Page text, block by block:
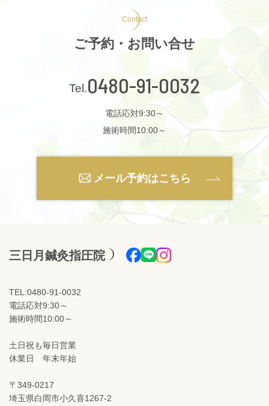
Contact
ご予約・お問い合せ
0480-91-0032
電話応対9:30～
施術時間10:00～
メール予約はこちら
三日月鍼灸指圧院
TEL:0480-91-0032
電話応対9:30～
施術時間10:00～
土日祝も毎日営業
休業日 年末年始
〒349-0217
埼玉県白岡市小久喜1267-2